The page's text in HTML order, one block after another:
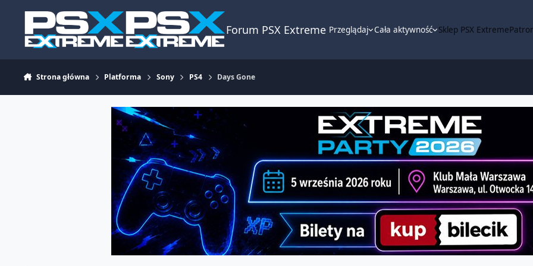
Forum PSX Extreme Przeglądaj Cała aktywność Sklep PSX Extreme
Strona główna Platforma Sony PS4 Days Gone